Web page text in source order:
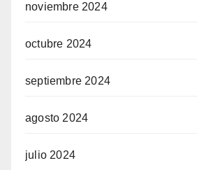
noviembre 2024
octubre 2024
septiembre 2024
agosto 2024
julio 2024